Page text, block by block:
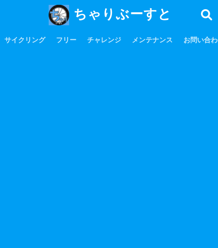
ちゃりぶーすと
サイクリング フリー チャレンジ メンテナンス お問い合